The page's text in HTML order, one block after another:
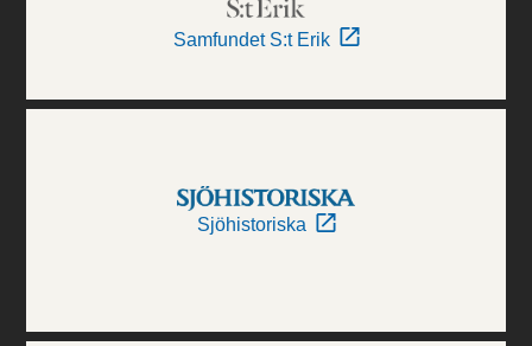
Samfundet S:t Erik
Sjöhistoriska